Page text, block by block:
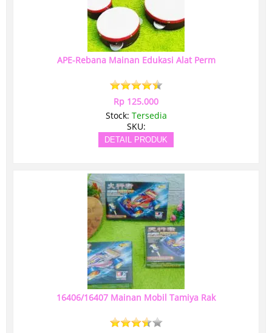
APE-Rebana Mainan Edukasi Alat Perm
Rp 125.000
Stock: Tersedia
SKU:
DETAIL PRODUK
16406/16407 Mainan Mobil Tamiya Rak